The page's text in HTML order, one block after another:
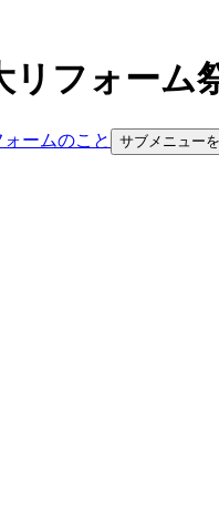
フォーム
ームのこと
サブメニュー